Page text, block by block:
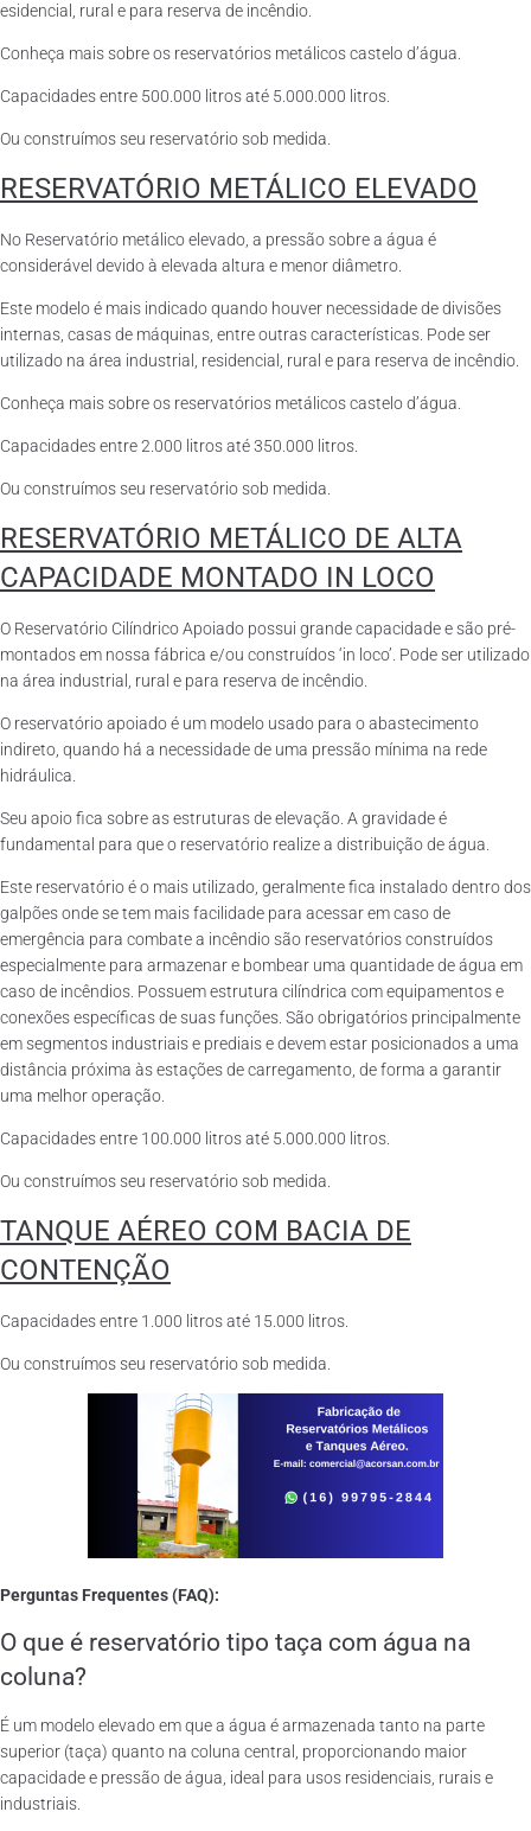
esidencial, rural e para reserva de incêndio.
Conheça mais sobre os reservatórios metálicos castelo d’água.
Capacidades entre 500.000 litros até 5.000.000 litros.
Ou construímos seu reservatório sob medida.
RESERVATÓRIO METÁLICO ELEVADO
No Reservatório metálico elevado, a pressão sobre a água é
considerável devido à elevada altura e menor diâmetro.
Este modelo é mais indicado quando houver necessidade de divisões
internas, casas de máquinas, entre outras características. Pode ser
utilizado na área industrial, residencial, rural e para reserva de incêndio.
Conheça mais sobre os reservatórios metálicos castelo d’água.
Capacidades entre 2.000 litros até 350.000 litros.
Ou construímos seu reservatório sob medida.
RESERVATÓRIO METÁLICO DE ALTA
CAPACIDADE MONTADO IN LOCO
O Reservatório Cilíndrico Apoiado possui grande capacidade e são pré-
montados em nossa fábrica e/ou construídos ‘in loco’. Pode ser utilizado
na área industrial, rural e para reserva de incêndio.
O reservatório apoiado é um modelo usado para o abastecimento
indireto, quando há a necessidade de uma pressão mínima na rede
hidráulica.
Seu apoio fica sobre as estruturas de elevação. A gravidade é
fundamental para que o reservatório realize a distribuição de água.
Este reservatório é o mais utilizado, geralmente fica instalado dentro dos
galpões onde se tem mais facilidade para acessar em caso de
emergência para combate a incêndio são reservatórios construídos
especialmente para armazenar e bombear uma quantidade de água em
caso de incêndios. Possuem estrutura cilíndrica com equipamentos e
conexões específicas de suas funções. São obrigatórios principalmente
em segmentos industriais e prediais e devem estar posicionados a uma
distância próxima às estações de carregamento, de forma a garantir
uma melhor operação.
Capacidades entre 100.000 litros até 5.000.000 litros.
Ou construímos seu reservatório sob medida.
TANQUE AÉREO COM BACIA DE
CONTENÇÃO
Capacidades entre 1.000 litros até 15.000 litros.
Ou construímos seu reservatório sob medida.
Perguntas Frequentes (FAQ):
O que é reservatório tipo taça com água na
coluna?
É um modelo elevado em que a água é armazenada tanto na parte
superior (taça) quanto na coluna central, proporcionando maior
capacidade e pressão de água, ideal para usos residenciais, rurais e
industriais.